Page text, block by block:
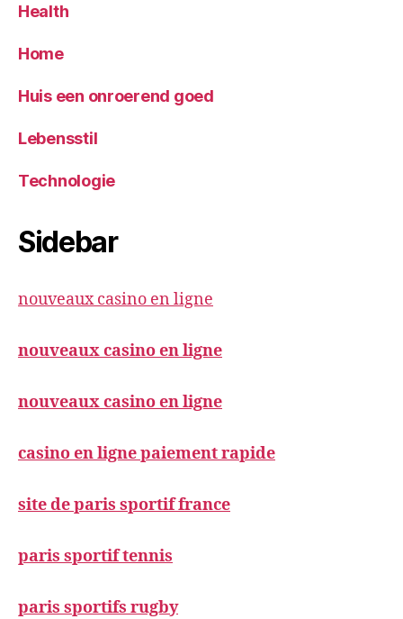
Health
Home
Huis een onroerend goed
Lebensstil
Technologie
Sidebar
nouveaux casino en ligne
nouveaux casino en ligne
nouveaux casino en ligne
casino en ligne paiement rapide
site de paris sportif france
paris sportif tennis
paris sportifs rugby